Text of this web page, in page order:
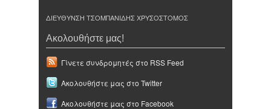
ΔΙΕΥΘΥΝΣΗ ΤΣΟΜΠΑΝΙΔΗΣ ΧΡΥΣΟΣΤΟΜΟΣ
Ακολουθήστε μας!
Γίνετε συνδρομητές στο RSS Feed
Ακολουθήστε μας στο Twitter
Ακολουθήστε μας στο Facebook